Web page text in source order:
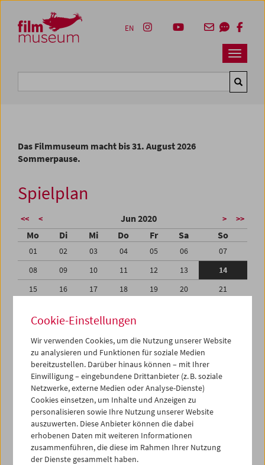
Zum Inhalt
Zum Hauptmenü
Zur Servicenavigation
Zum Suche
Navbar
EN
Das Filmmuseum macht bis 31. August 2026
Sommerpause.
Spielplan
<< < Jun 2020 > >>
Mo Di Mi Do Fr Sa So
01 02 03 04 05 06
07
08
09 10 11 12 13
14
15
16 17 18 19 20
21
29
30 01 02
06
07 08 09 10 11 12
iCalender
Programmheft-PDF
English language or subtitles
Cookie-Einstellungen
Wir verwenden Cookies, um die Nutzung unserer Website
zu analysieren und Funktionen für soziale Medien
bereitzustellen. Darüber hinaus können – mit Ihrer
Einwilligung – eingebundene Drittanbieter (z. B. soziale
Netzwerke, externe Medien oder Analyse-Dienste)
Cookies einsetzen, um Inhalte und Anzeigen zu
personalisieren sowie Ihre Nutzung unserer Website
auszuwerten. Diese Anbieter können die dabei
erhobenen Daten mit weiteren Informationen
zusammenführen, die diese im Rahmen Ihrer Nutzung
der Dienste gesammelt haben.